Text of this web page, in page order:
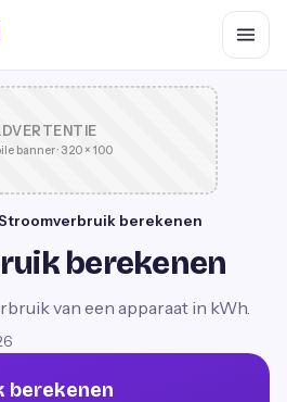
banner · 320 × 100
berekenen
berekenen
van een apparaat in kWh.
berekenen